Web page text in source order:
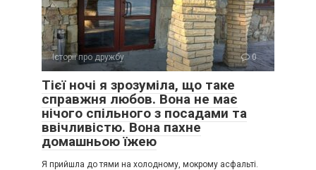
Історії про дружбу 0
Тієї ночі я зрозуміла, що таке
справжня любов. Вона не має
нічого спільного з посадами та
ввічливістю. Вона пахне
домашньою їжею
Я прийшла до тями на холодному, мокрому асфальті.